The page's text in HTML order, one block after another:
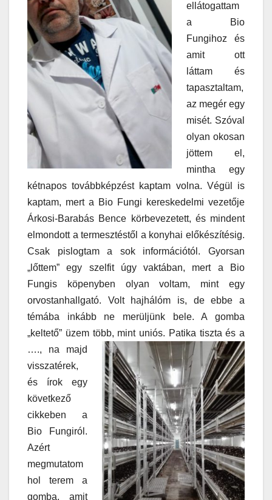
ellátogattam
a Bio
Fungihoz és
amit ott
láttam és
tapasztaltam,
az megér egy
misét. Szóval
olyan okosan
jöttem el,
mintha egy
kétnapos továbbképzést kaptam volna. Végül is
kaptam, mert a Bio Fungi kereskedelmi vezetője
Árkosi-Barabás Bence körbevezetett, és mindent
elmondott a termesztéstől a konyhai előkészítésig.
Csak pislogtam a sok információtól. Gyorsan
„lőttem” egy szelfit úgy vaktában, mert a Bio
Fungis köpenyben olyan voltam, mint egy
orvostanhallgató. Volt hajhálóm is, de ebbe a
témába inkább ne merüljünk bele. A gomba
„keltető” üzem több, mint uniós. Patika tiszta és a
…., na majd
visszatérek,
és írok egy
következő
cikkeben a
Bio Fungiról.
Azért
megmutatom
hol terem a
gomba, amit